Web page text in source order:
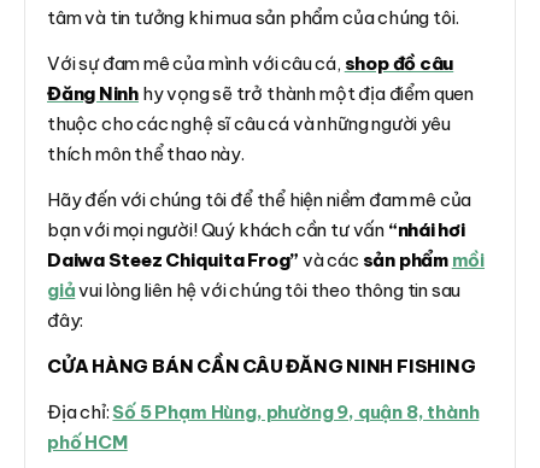
tâm và tin tưởng khi mua sản phẩm của chúng tôi.
Với sự đam mê của mình với câu cá, shop đồ câu
Đăng Ninhhy vọng sẽ trở thành một địa điểm quen
thuộc cho các nghệ sĩ câu cá và những người yêu
thích môn thể thao này.
Hãy đến với chúng tôi để thể hiện niềm đam mê của
bạn với mọi người! Quý khách cần tư vấn “nhái hơi
Daiwa Steez Chiquita Frog” và các sản phẩm mồi
giảvui lòng liên hệ với chúng tôi theo thông tin sau
đây:
CỬA HÀNG BÁN CẦN CÂU ĐĂNG NINH FISHING
Địa chỉ: Số 5 Phạm Hùng, phường 9, quận 8, thành
phố HCM